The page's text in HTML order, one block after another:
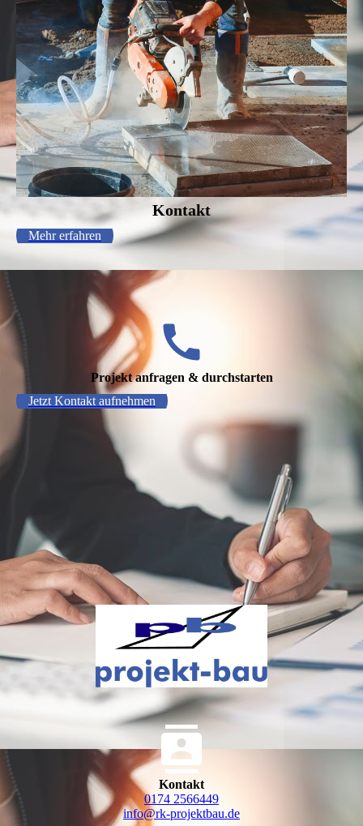
Kontakt
Mehr erfahren
Projekt anfragen & durchstarten
Jetzt Kontakt aufnehmen
Kontakt
0174 2566449
info@rk-projektbau.de